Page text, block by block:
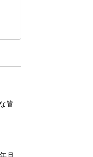
管
月